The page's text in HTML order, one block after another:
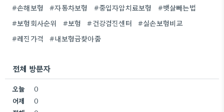
#손해보험 #자동차보험 #중입자암치료보험
#뱃살빼는법
#보험회사순위
#보험 #건강검진센터
#실손보험비교
#레진가격
#내보험금찾아줌
전체 방문자
오늘
0
어제
0